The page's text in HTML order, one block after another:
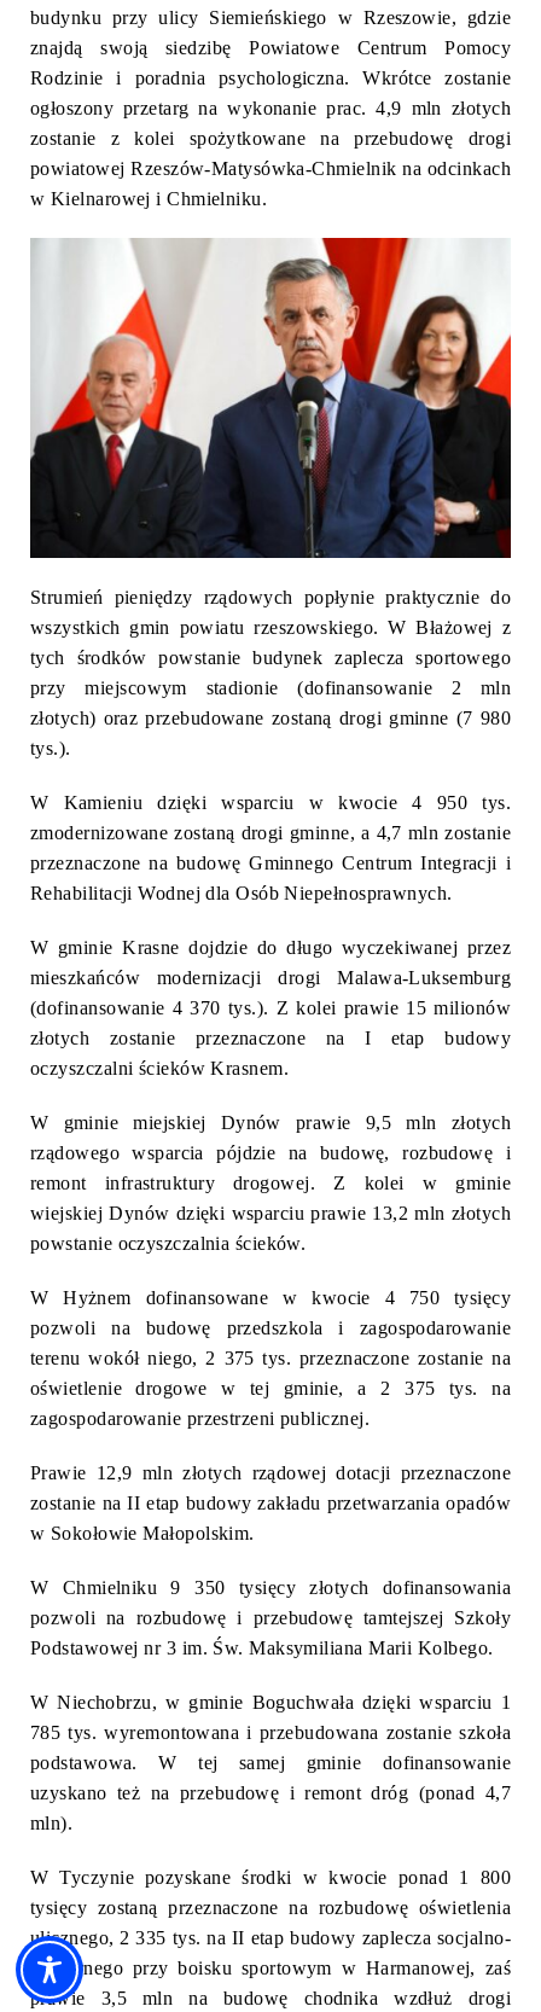
budynku przy ulicy Siemieńskiego w Rzeszowie, gdzie
znajdą swoją siedzibę Powiatowe Centrum Pomocy
Rodzinie i poradnia psychologiczna. Wkrótce zostanie
ogłoszony przetarg na wykonanie prac. 4,9 mln złotych
zostanie z kolei spożytkowane na przebudowę drogi
powiatowej Rzeszów-Matysówka-Chmielnik na odcinkach
w Kielnarowej i Chmielniku.
Strumień pieniędzy rządowych popłynie praktycznie do
wszystkich gmin powiatu rzeszowskiego. W Błażowej z
tych środków powstanie budynek zaplecza sportowego
przy miejscowym stadionie (dofinansowanie 2 mln
złotych) oraz przebudowane zostaną drogi gminne (7 980
tys.).
W Kamieniu dzięki wsparciu w kwocie 4 950 tys.
zmodernizowane zostaną drogi gminne, a 4,7 mln zostanie
przeznaczone na budowę Gminnego Centrum Integracji i
Rehabilitacji Wodnej dla Osób Niepełnosprawnych.
W gminie Krasne dojdzie do długo wyczekiwanej przez
mieszkańców modernizacji drogi Malawa-Luksemburg
(dofinansowanie 4 370 tys.). Z kolei prawie 15 milionów
złotych zostanie przeznaczone na I etap budowy
oczyszczalni ścieków Krasnem.
W gminie miejskiej Dynów prawie 9,5 mln złotych
rządowego wsparcia pójdzie na budowę, rozbudowę i
remont infrastruktury drogowej. Z kolei w gminie
wiejskiej Dynów dzięki wsparciu prawie 13,2 mln złotych
powstanie oczyszczalnia ścieków.
W Hyżnem dofinansowane w kwocie 4 750 tysięcy
pozwoli na budowę przedszkola i zagospodarowanie
terenu wokół niego, 2 375 tys. przeznaczone zostanie na
oświetlenie drogowe w tej gminie, a 2 375 tys. na
zagospodarowanie przestrzeni publicznej.
Prawie 12,9 mln złotych rządowej dotacji przeznaczone
zostanie na II etap budowy zakładu przetwarzania opadów
w Sokołowie Małopolskim.
W Chmielniku 9 350 tysięcy złotych dofinansowania
pozwoli na rozbudowę i przebudowę tamtejszej Szkoły
Podstawowej nr 3 im. Św. Maksymiliana Marii Kolbego.
W Niechobrzu, w gminie Boguchwała dzięki wsparciu 1
785 tys. wyremontowana i przebudowana zostanie szkoła
podstawowa. W tej samej gminie dofinansowanie
uzyskano też na przebudowę i remont dróg (ponad 4,7
mln).
W Tyczynie pozyskane środki w kwocie ponad 1 800
tysięcy zostaną przeznaczone na rozbudowę oświetlenia
ulicznego, 2 335 tys. na II etap budowy zaplecza socjalno-
sanitarnego przy boisku sportowym w Harmanowej, zaś
prawie 3,5 mln na budowę chodnika wzdłuż drogi